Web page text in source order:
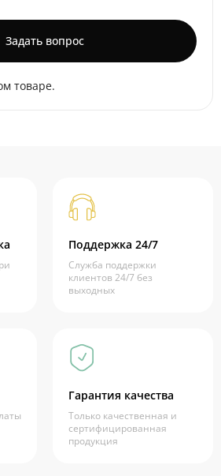
Задать вопрос
товаре.
Поддержка 24/7
Служба поддержки
клиентов 24/7 без
выходных
Гарантия качества
Только качественная и
сертифицированная
продукция